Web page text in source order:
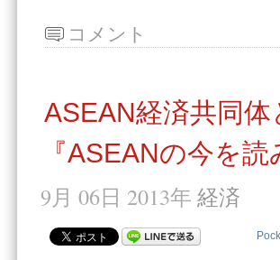
コメント
ASEAN経済共同
『ASEANの今を
9月 06日 2013年 経済